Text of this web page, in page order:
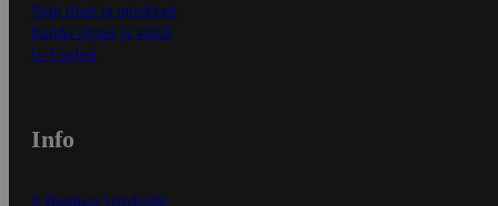
Näin tilaat ja muokkaat
Kaikki ohjeet ja vinkit
In English
Info
S-Business yrityksille